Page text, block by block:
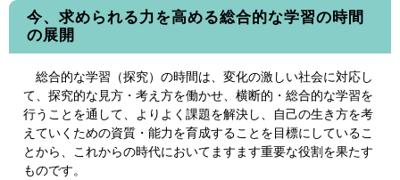
今、求められる力を高める総合的な学習の時間
の展開
総合的な学習（探究）の時間は、変化の激しい社会に対応し
て、探究的な見方・考え方を働かせ、横断的・総合的な学習を
行うことを通して、よりよく課題を解決し、自己の生き方を考
えていくための資質・能力を育成することを目標にしているこ
とから、これからの時代においてますます重要な役割を果たす
ものです。